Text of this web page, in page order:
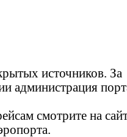
источников. За
администрация
смотрите на